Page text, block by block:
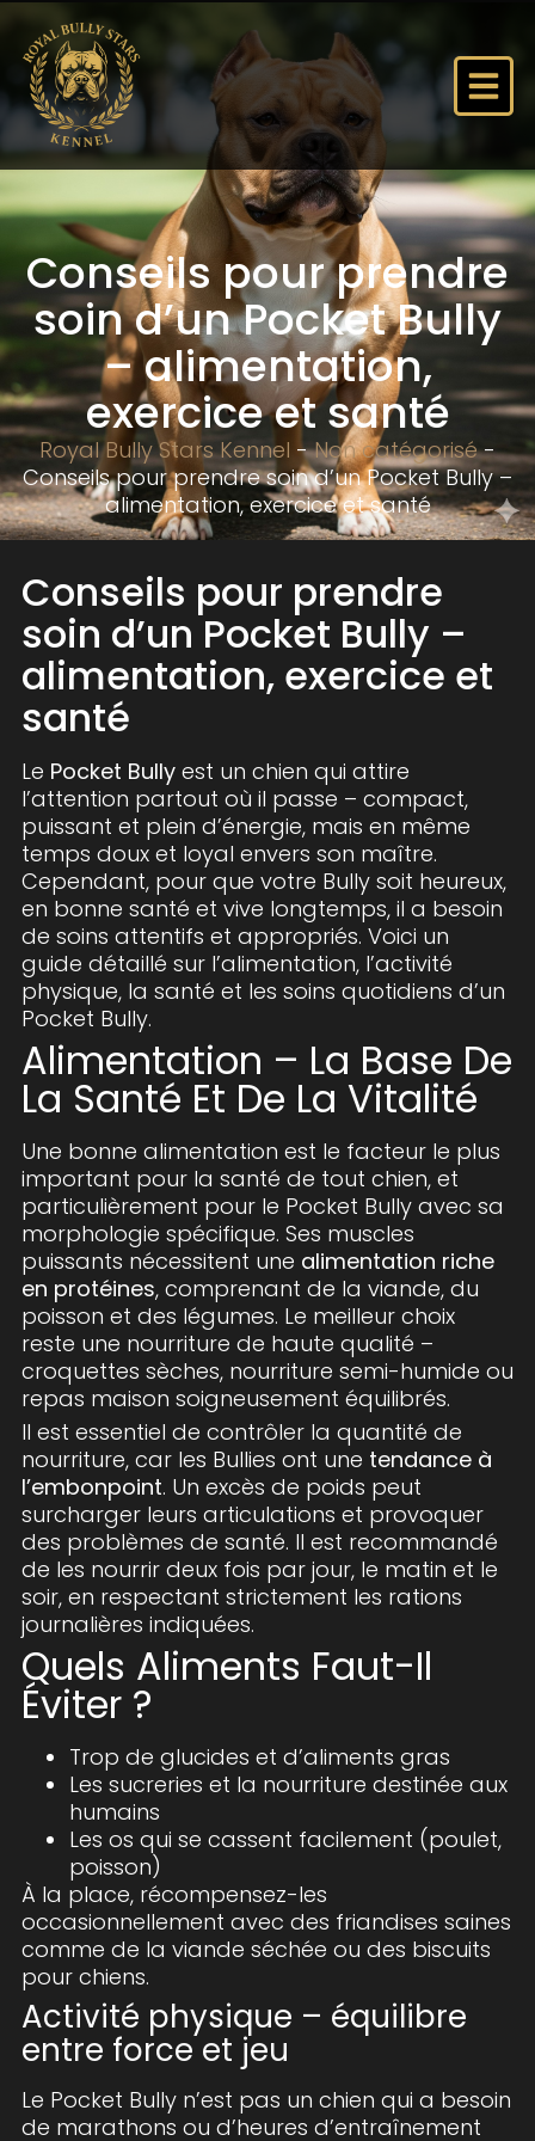
Conseils pour prendre
soin d’un Pocket Bully
– alimentation,
exercice et santé
Royal Bully Stars Kennel -Non catégorisé-
Conseils pour prendre soin d’un Pocket Bully –
alimentation, exercice et santé
Conseils pour prendre
soin d’un Pocket Bully –
alimentation, exercice et
santé
Le Pocket Bully est un chien qui attire
l’attention partout où il passe – compact,
puissant et plein d’énergie, mais en même
temps doux et loyal envers son maître.
Cependant, pour que votre Bully soit heureux,
en bonne santé et vive longtemps, il a besoin
de soins attentifs et appropriés. Voici un
guide détaillé sur l’alimentation, l’activité
physique, la santé et les soins quotidiens d’un
Pocket Bully.
Alimentation – La Base De
La Santé Et De La Vitalité
Une bonne alimentation est le facteur le plus
important pour la santé de tout chien, et
particulièrement pour le Pocket Bully avec sa
morphologie spécifique. Ses muscles
puissants nécessitent une alimentation riche
en protéines, comprenant de la viande, du
poisson et des légumes. Le meilleur choix
reste une nourriture de haute qualité –
croquettes sèches, nourriture semi-humide ou
repas maison soigneusement équilibrés.
Il est essentiel de contrôler la quantité de
nourriture, car les Bullies ont une tendance à
l’embonpoint. Un excès de poids peut
surcharger leurs articulations et provoquer
des problèmes de santé. Il est recommandé
de les nourrir deux fois par jour, le matin et le
soir, en respectant strictement les rations
journalières indiquées.
Quels Aliments Faut-Il
Éviter ?
Trop de glucides et d’aliments gras
Les sucreries et la nourriture destinée aux
humains
Les os qui se cassent facilement (poulet,
poisson)
À la place, récompensez-les
occasionnellement avec des friandises saines
comme de la viande séchée ou des biscuits
pour chiens.
Activité physique – équilibre
entre force et jeu
Le Pocket Bully n’est pas un chien qui a besoin
de marathons ou d’heures d’entraînement